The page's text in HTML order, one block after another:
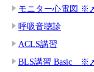
モニター心電図 ※
呼吸音聴診
ACLS講習
BLS講習 Basic ※